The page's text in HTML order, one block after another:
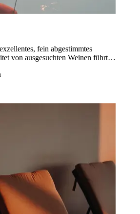
fein abgestimmtes
von ausgesuchten Weinen führt…